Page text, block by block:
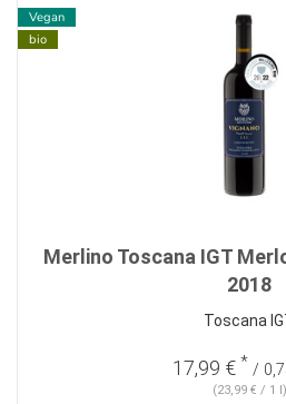
Vegan
bio
Merlino Toscana IGT
2018
Toscana
17,99 € * /
(23,99 € / 1 l)